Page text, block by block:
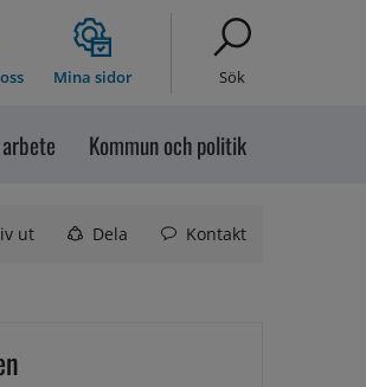
Mina sidor Sök
Kommun och politik
ut Dela Kontakt